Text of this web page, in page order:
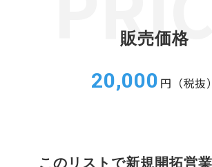
販売価格
20,000 円（税抜）
このリストで新規開拓営